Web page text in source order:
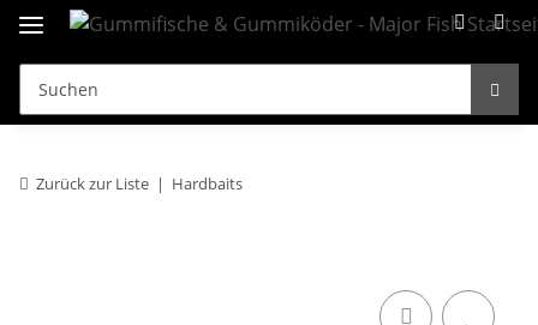
Zurück zur Liste Hardbaits